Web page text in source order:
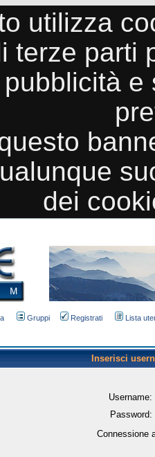
utilizza
terze parti
dei
Gruppi Registrati Lista
Inserisci
Username:
Password:
Connessione